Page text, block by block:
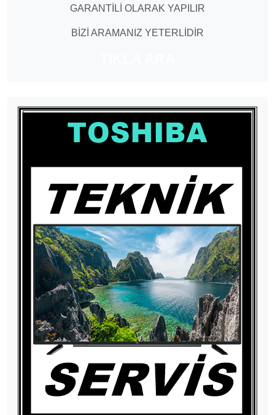
GARANTİLİ OLARAK YAPILIR
BİZİ ARAMANIZ YETERLİDİR